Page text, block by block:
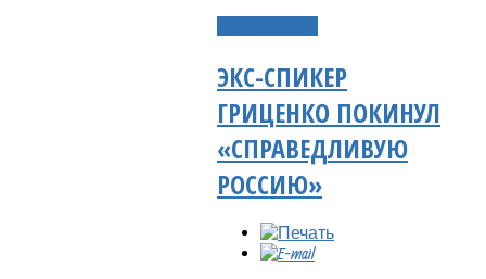
ЭКС-СПИКЕР
ГРИЦЕНКО ПОКИНУЛ
«СПРАВЕДЛИВУЮ
РОССИЮ»